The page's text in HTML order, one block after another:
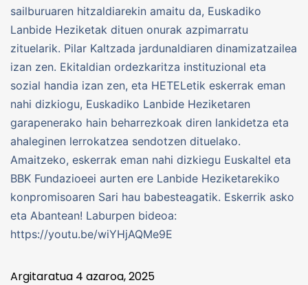
sailburuaren hitzaldiarekin amaitu da, Euskadiko
Lanbide Heziketak dituen onurak azpimarratu
zituelarik. Pilar Kaltzada jardunaldiaren dinamizatzailea
izan zen. Ekitaldian ordezkaritza instituzional eta
sozial handia izan zen, eta HETELetik eskerrak eman
nahi dizkiogu, Euskadiko Lanbide Heziketaren
garapenerako hain beharrezkoak diren lankidetza eta
ahaleginen lerrokatzea sendotzen dituelako.
Amaitzeko, eskerrak eman nahi dizkiegu Euskaltel eta
BBK Fundazioeei aurten ere Lanbide Heziketarekiko
konpromisoaren Sari hau babesteagatik. Eskerrik asko
eta Abantean! Laburpen bideoa:
https://youtu.be/wiYHjAQMe9E
Argitaratua 4 azaroa, 2025